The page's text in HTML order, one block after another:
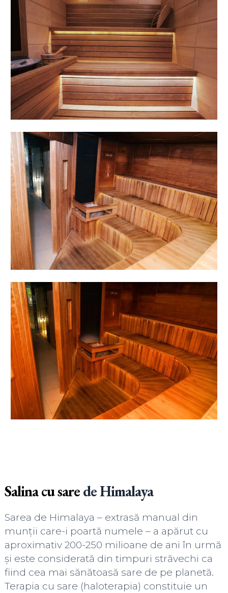
Salina cu sarede Himalaya
Sarea de Himalaya – extrasă manual din
munții care-i poartă numele – a apărut cu
aproximativ 200-250 milioane de ani în urmă
și este considerată din timpuri străvechi ca
fiind cea mai sănătoasă sare de pe planetă.
Terapia cu sare (haloterapia) constituie un